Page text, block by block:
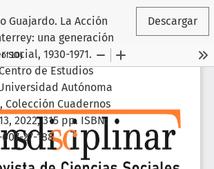
detalles del artículo
Guajardo. La Acción
una generación
social, 1930-1971.
de Estudios
Autónoma
Colección Cuadernos
2022, 315 pp. ISBN:
27-188
Descargar